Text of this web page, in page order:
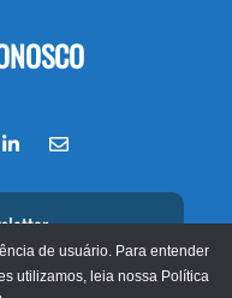
de usuário. Para entender
utilizamos, leia nossa Política